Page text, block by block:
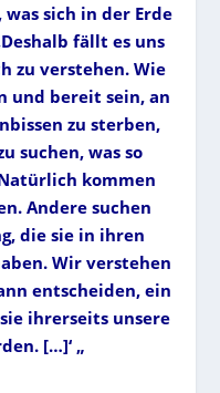
sich in der Erde
fällt es uns
zu verstehen. Wie
und bereit sein, an
zu sterben,
suchen, was so
kommen
Andere suchen
die sie in ihren
Wir verstehen
entscheiden, ein
ihrerseits unsere
[…]‘ „